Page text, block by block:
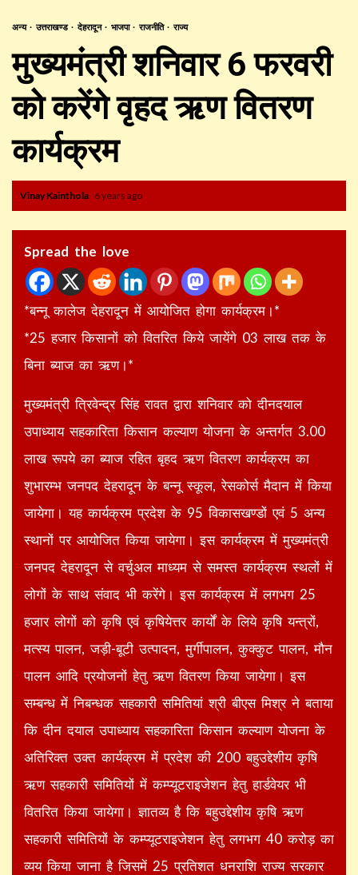
अन्य उत्तराखण्ड देहरादून भाजपा राजनीति राज्य
मुख्यमंत्री शनिवार 6 फरवरी
को करेंगे वृहद ऋण वितरण
कार्यक्रम
Vinay Kainthola 6 years ago
Spread the love
*बन्नू कालेज देहरादून में आयोजित होगा कार्यक्रम।*
*25 हजार किसानों को वितरित किये जायेंगे 03 लाख तक के
बिना ब्याज का ऋण।*
मुख्यमंत्री त्रिवेन्द्र सिंह रावत द्वारा शनिवार को दीनदयाल
उपाध्याय सहकारिता किसान कल्याण योजना के अन्तर्गत 3.00
लाख रूपये का ब्याज रहित बृहद ऋण वितरण कार्यक्रम का
शुभारम्भ जनपद देहरादून के बन्नू स्कूल, रेसकोर्स मैदान में किया
जायेगा। यह कार्यक्रम प्रदेश के 95 विकासखण्डों एवं 5 अन्य
स्थानों पर आयोजित किया जायेगा। इस कार्यक्रम में मुख्यमंत्री
जनपद देहरादून से वर्चुअल माध्यम से समस्त कार्यक्रम स्थलों में
लोगों के साथ संवाद भी करेंगे। इस कार्यक्रम में लगभग 25
हजार लोगों को कृषि एवं कृषियेत्तर कार्यों के लिये कृषि यन्त्रों,
मत्स्य पालन, जड़ी-बूटी उत्पादन, मुर्गीपालन, कुक्कुट पालन, मौन
पालन आदि प्रयोजनों हेतु ऋण वितरण किया जायेगा। इस
सम्बन्ध में निबन्धक सहकारी समितियां श्री बीएस मिश्र ने बताया
कि दीन दयाल उपाध्याय सहकारिता किसान कल्याण योजना के
अतिरिक्त उक्त कार्यक्रम में प्रदेश की 200 बहुउद्देशीय कृषि
ऋण सहकारी समितियों में कम्प्यूटराइजेशन हेतु हार्डवेयर भी
वितरित किया जायेगा। ज्ञातव्य है कि बहुउद्देशीय कृषि ऋण
सहकारी समितियों के कम्प्यूटराइजेशन हेतु लगभग 40 करोड़ का
व्यय किया जाना है जिसमें 25 प्रतिशत धनराशि राज्य सरकार